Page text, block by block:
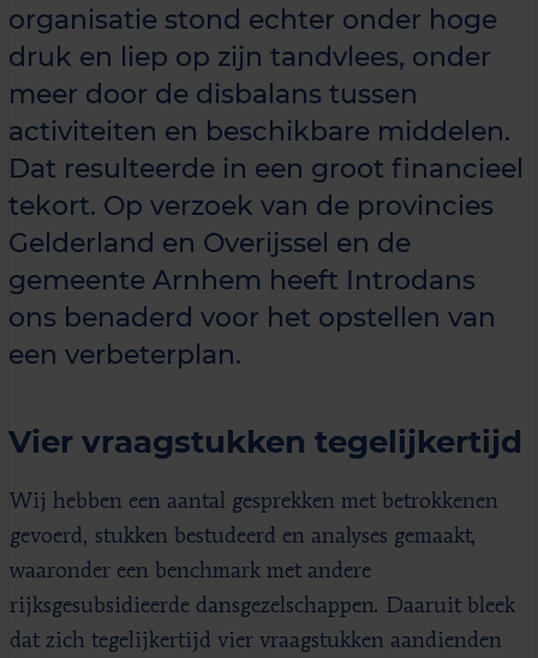
organisatie stond echter onder hoge
druk en liep op zijn tandvlees, onder
meer door de disbalans tussen
activiteiten en beschikbare middelen.
Dat resulteerde in een groot financieel
tekort. Op verzoek van de provincies
Gelderland en Overijssel en de
gemeente Arnhem heeft Introdans
ons benaderd voor het opstellen van
een verbeterplan.
Vier vraagstukken tegelijkertijd
Wij hebben een aantal gesprekken met betrokkenen
gevoerd, stukken bestudeerd en analyses gemaakt,
waaronder een benchmark met andere
rijksgesubsidieerde dansgezelschappen. Daaruit bleek
dat zich tegelijkertijd vier vraagstukken aandienden